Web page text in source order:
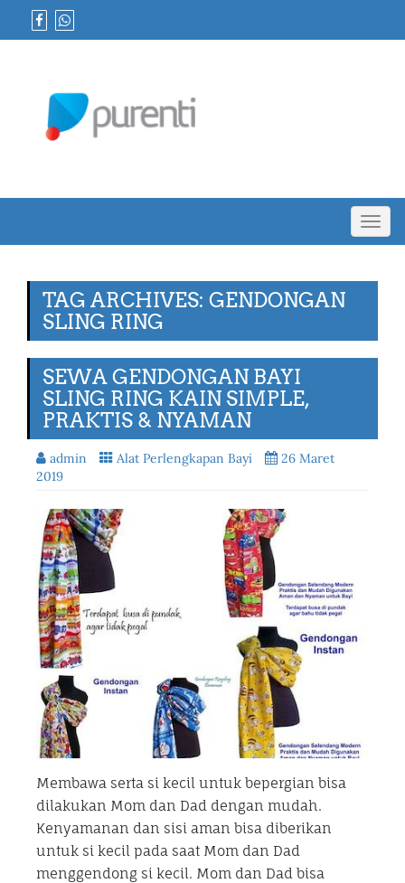
TAG ARCHIVES: GENDONGAN
SLING RING
SEWA GENDONGAN BAYI
SLING RING KAIN SIMPLE,
PRAKTIS & NYAMAN
admin Alat Perlengkapan Bayi
26 Maret
2019
Membawa serta si kecil untuk bepergian bisa
dilakukan Mom dan Dad dengan mudah.
Kenyamanan dan sisi aman bisa diberikan
untuk si kecil pada saat Mom dan Dad
menggendong si kecil. Mom dan Dad bisa